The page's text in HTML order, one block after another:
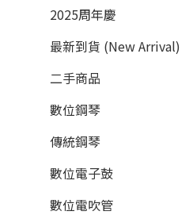
2025周年慶
最新到貨 (New Arrival)
二手商品
數位鋼琴
傳統鋼琴
數位電子鼓
數位電吹管